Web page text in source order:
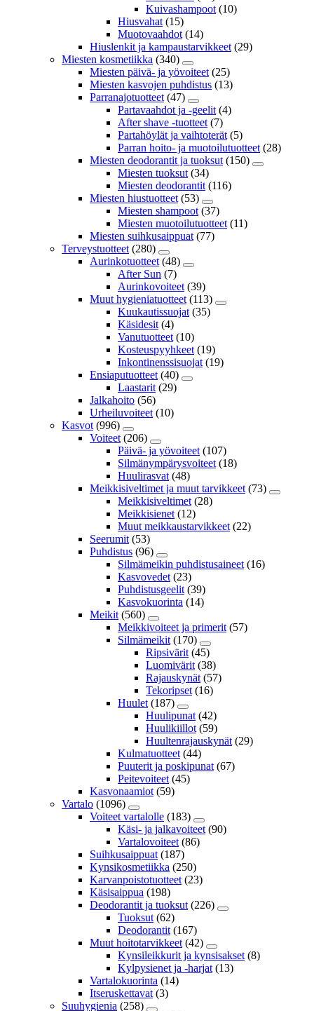
Kuivashampoot (10)
Hiusvahat (15)
Muotovaahdot (14)
Hiuslenkit ja kampaustarvikkeet (29)
Miesten kosmetiikka (340)
Miesten päivä- ja yövoiteet (25)
Miesten kasvojen puhdistus (13)
Parranajotuotteet (47)
Partavaahdot ja -geelit (4)
After shave -tuotteet (7)
Partahöylät ja vaihtoterät (5)
Parran hoito- ja muotoilutuotteet (28)
Miesten deodorantit ja tuoksut (150)
Miesten tuoksut (34)
Miesten deodorantit (116)
Miesten hiustuotteet (53)
Miesten shampoot (37)
Miesten muotoilutuotteet (11)
Miesten suihkusaippuat (77)
Terveystuotteet (280)
Aurinkotuotteet (48)
After Sun (7)
Aurinkovoiteet (39)
Muut hygieniatuotteet (113)
Kuukautissuojat (35)
Käsidesit (4)
Vanutuotteet (10)
Kosteuspyyhkeet (19)
Inkontinenssisuojat (19)
Ensiaputuotteet (40)
Laastarit (29)
Jalkahoito (56)
Urheiluvoiteet (10)
Kasvot (996)
Voiteet (206)
Päivä- ja yövoiteet (107)
Silmänympärysvoiteet (18)
Huulirasvat (48)
Meikkisiveltimet ja muut tarvikkeet (73)
Meikkisiveltimet (28)
Meikkisienet (12)
Muut meikkaustarvikkeet (22)
Seerumit (53)
Puhdistus (96)
Silmämeikin puhdistusaineet (16)
Kasvovedet (23)
Puhdistusgeelit (39)
Kasvokuorinta (14)
Meikit (560)
Meikkivoiteet ja primerit (57)
Silmämeikit (170)
Ripsivärit (45)
Luomivärit (38)
Rajauskynät (57)
Tekoripset (16)
Huulet (187)
Huulipunat (42)
Huulikiillot (59)
Huultenrajauskynät (29)
Kulmatuotteet (44)
Puuterit ja poskipunat (67)
Peitevoiteet (45)
Kasvonaamiot (59)
Vartalo (1096)
Voiteet vartalolle (183)
Käsi- ja jalkavoiteet (90)
Vartalovoiteet (86)
Suihkusaippuat (187)
Kynsikosmetiikka (250)
Karvanpoistotuotteet (23)
Käsisaippua (198)
Deodorantit ja tuoksut (226)
Tuoksut (62)
Deodorantit (167)
Muut hoitotarvikkeet (42)
Kynsileikkurit ja kynsisakset (8)
Kylpysienet ja -harjat (13)
Vartalokuorinta (14)
Itseruskettavat (3)
Suuhygienia (258)